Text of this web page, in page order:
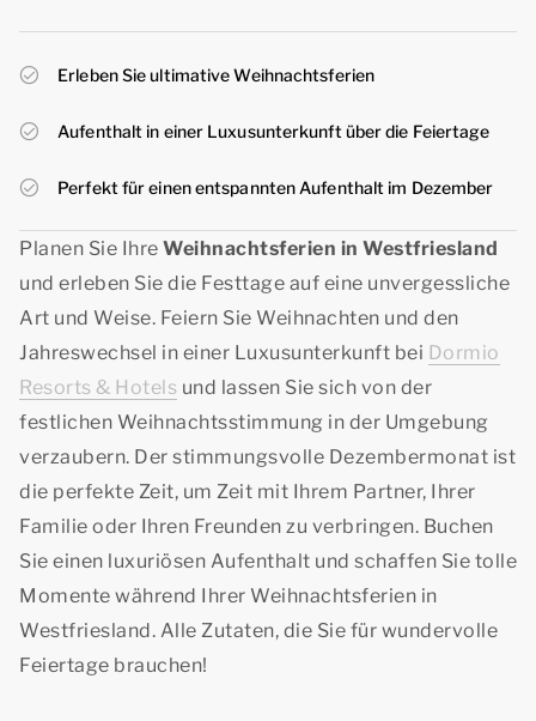
Erleben Sie ultimative Weihnachtsferien
Aufenthalt in einer Luxusunterkunft über die Feiertage
Perfekt für einen entspannten Aufenthalt im Dezember
Planen Sie Ihre Weihnachtsferien in Westfriesland
und erleben Sie die Festtage auf eine unvergessliche
Art und Weise. Feiern Sie Weihnachten und den
Jahreswechsel in einer Luxusunterkunft bei Dormio
Resorts & Hotels und lassen Sie sich von der
festlichen Weihnachtsstimmung in der Umgebung
verzaubern. Der stimmungsvolle Dezembermonat ist
die perfekte Zeit, um Zeit mit Ihrem Partner, Ihrer
Familie oder Ihren Freunden zu verbringen. Buchen
Sie einen luxuriösen Aufenthalt und schaffen Sie tolle
Momente während Ihrer Weihnachtsferien in
Westfriesland. Alle Zutaten, die Sie für wundervolle
Feiertage brauchen!